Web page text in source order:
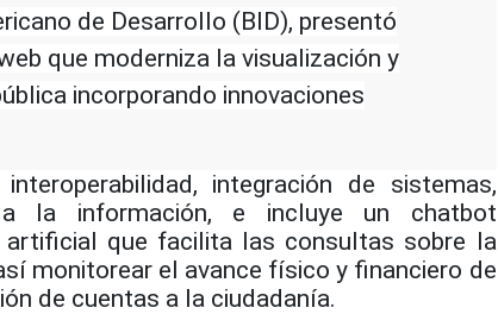
de Desarrollo (BID), presentó
que moderniza la visualización y
incorporando innovaciones
integración de sistemas,
la información, e incluye un chatbot
artificial que facilita las consultas sobre la
monitorear el avance físico y financiero de
de cuentas a la ciudadanía.